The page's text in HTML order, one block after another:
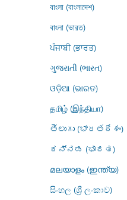
বাংলা (বাংলাদেশ)
বাংলা (ভারত)
ਪੰਜਾਬੀ (ਭਾਰਤ)
ગુજરાતી (ભારત)
ଓଡ଼ିଆ (ଭାରତ)
தமிழ் (இந்தியா)
తెలుగు (భారతదేశం)
ಕನ್ನಡ (ಭಾರತ)
മലയാളം (ഇന്ത്യ)
සිංහල (ශ්‍රී ලංකාව)